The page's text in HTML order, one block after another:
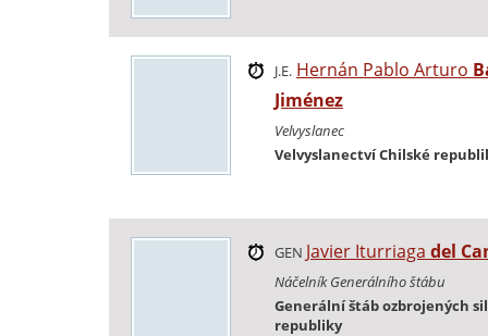
J.E. Hernán Pablo Arturo
Jiménez
Velvyslanec
Velvyslanectví Chilské
GEN Javier Iturriaga del
Náčelník Generálního štábu
Generální štáb ozbrojených
republiky